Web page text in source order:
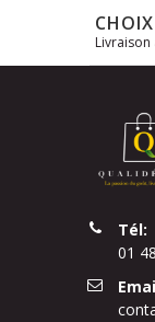
Livraison
Tél:
01